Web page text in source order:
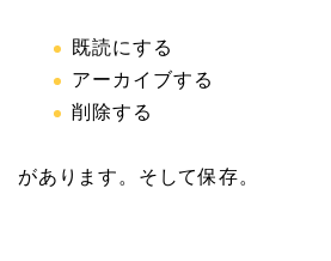
既読にする
アーカイブする
削除する
があります。そして保存。